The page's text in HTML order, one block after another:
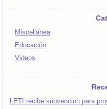
Miscellánea
Educación
Videos
LETI recibe subvención para